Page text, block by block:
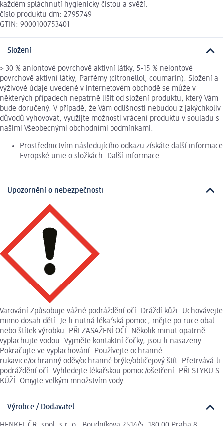
každém spláchnutí hygienicky čistou a svěží.
číslo produktu dm: 2795749
GTIN: 9000100753401
Složení
> 30 % aniontové povrchově aktivní látky, 5-15 % neiontové
povrchově aktivní látky, Parfémy (citronellol, coumarin). Složení a
výživové údaje uvedené v internetovém obchodě se může v
některých případech nepatrně lišit od složení produktu, který Vám
bude doručený. V případě, že Vám odlišnosti nebudou z jakýchkoliv
důvodů vyhovovat, využijte možnosti vrácení produktu v souladu s
našimi Všeobecnými obchodními podmínkami.
Prostřednictvím následujícího odkazu získáte další informace
Evropské unie o složkách. Další informace
Upozornění o nebezpečnosti
Varování Způsobuje vážné podráždění očí. Dráždí kůži. Uchovávejte
mimo dosah dětí. Je-li nutná lékařská pomoc, mějte po ruce obal
nebo štítek výrobku. PŘI ZASAŽENÍ OČÍ: Několik minut opatrně
vyplachujte vodou. Vyjměte kontaktní čočky, jsou-li nasazeny.
Pokračujte ve vyplachování. Používejte ochranné
rukavice/ochranný oděv/ochranné brýle/obličejový štít. Přetrvává-li
podráždění očí: Vyhledejte lékařskou pomoc/ošetření. PŘI STYKU S
KŮŽÍ: Omyjte velkým množstvím vody.
Výrobce / Dodavatel